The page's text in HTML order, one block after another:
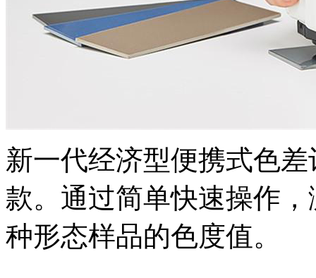
新一代经济型便携式色差
款。通过简单快速操作
种形态样品的色度值。